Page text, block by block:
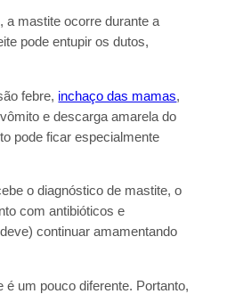
a mastite ocorre durante a
pode entupir os dutos,
febre, inchaço das mamas,
e descarga amarela do
pode ficar especialmente
o diagnóstico de mastite, o
com antibióticos e
continuar amamentando
é um pouco diferente. Portanto,